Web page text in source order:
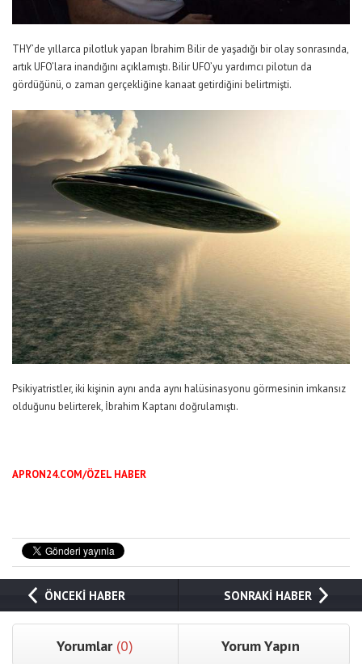
THY’de yıllarca pilotluk yapan İbrahim Bilir de yaşadığı bir olay sonrasında,
artık UFO’lara inandığını açıklamıştı. Bilir UFO’yu yardımcı pilotun da
gördüğünü, o zaman gerçekliğine kanaat getirdiğini belirtmişti.
Psikiyatristler, iki kişinin aynı anda aynı halüsinasyonu görmesinin imkansız
olduğunu belirterek, İbrahim Kaptanı doğrulamıştı.
APRON24.COM/ÖZEL HABER
ÖNCEKİ HABER SONRAKİ HABER
Yorumlar (0) Yorum Yapın